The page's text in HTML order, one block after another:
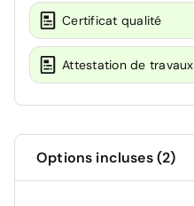
Certificat qualité
Attestation de travaux
Options incluses (2)